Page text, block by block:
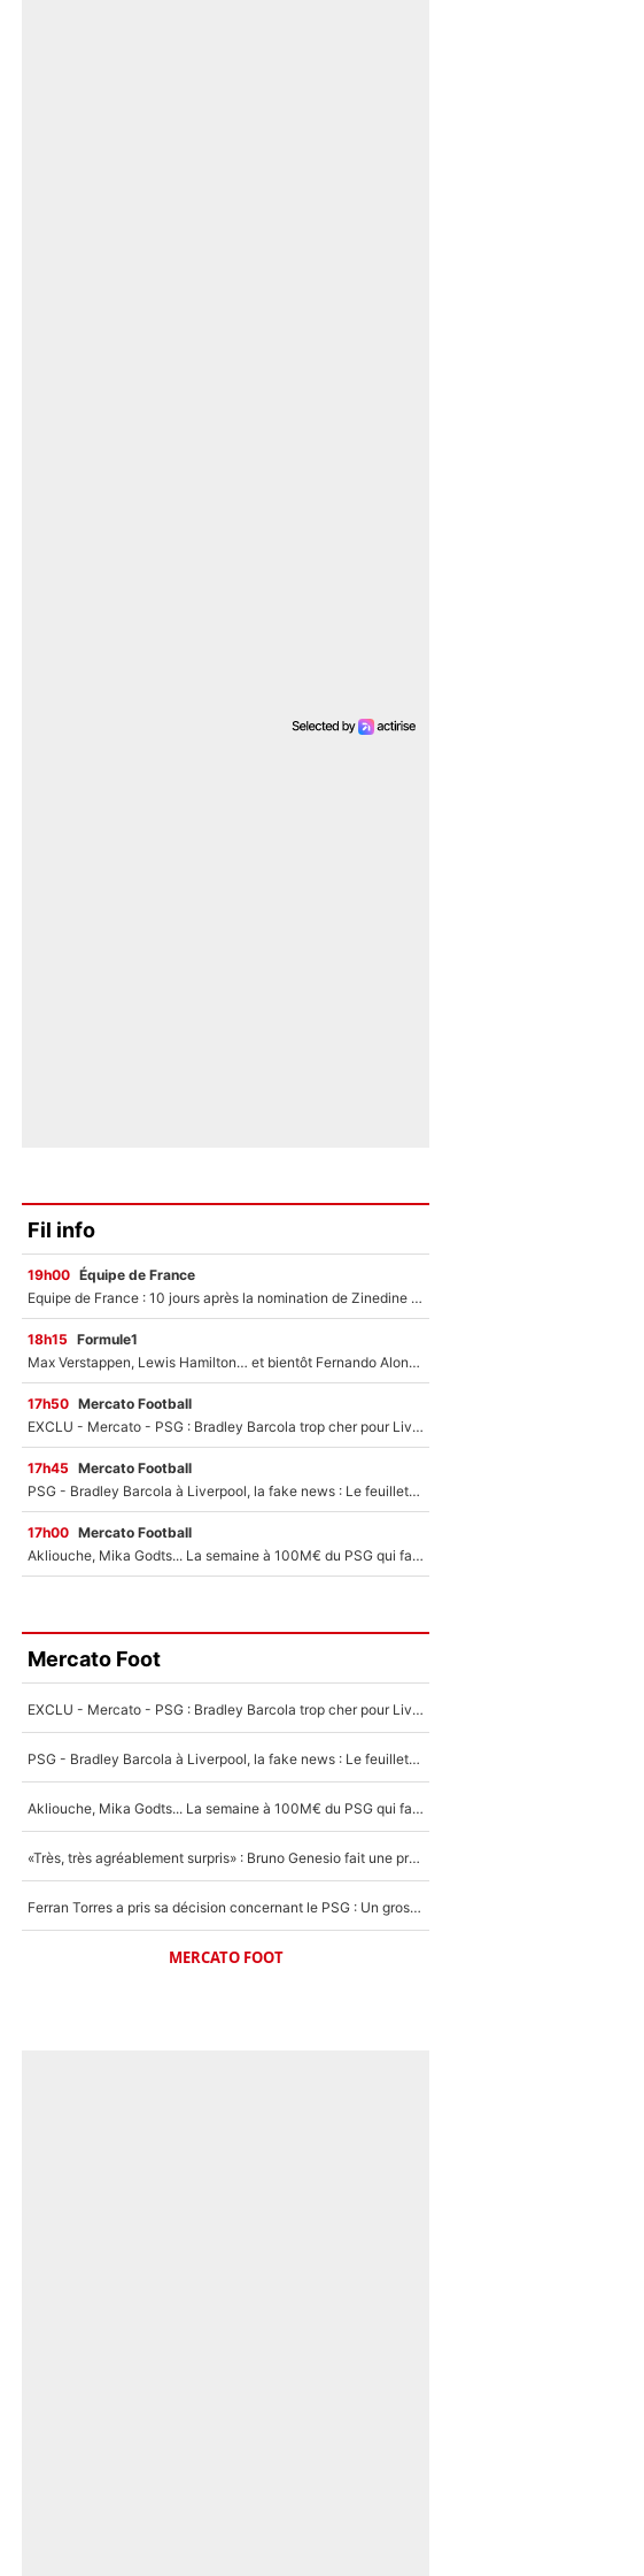
Fil info
19h00 Équipe de France
Equipe de France : 10 jours après la nomination de Zinedine Zidane, c'est au tour de son fils de prendre un nouveau départ !
18h15 Formule1
Max Verstappen, Lewis Hamilton… et bientôt Fernando Alonso ? Le classement des pilotes les mieux payés en Formule 1 risque de changer !
17h50 Mercato Football
EXCLU - Mercato - PSG : Bradley Barcola trop cher pour Liverpool
17h45 Mercato Football
PSG - Bradley Barcola à Liverpool, la fake news : Le feuilleton continue !
17h00 Mercato Football
Akliouche, Mika Godts... La semaine à 100M€ du PSG qui fait basculer le mercato du PSG !
Mercato Foot
EXCLU - Mercato - PSG : Bradley Barcola trop cher pour Liverpool
PSG - Bradley Barcola à Liverpool, la fake news : Le feuilleton continue !
Akliouche, Mika Godts... La semaine à 100M€ du PSG qui fait basculer le mercato du PSG !
«Très, très agréablement surpris» : Bruno Genesio fait une promesse pour la suite du mercato de l’OM et rassure les supporters
Ferran Torres a pris sa décision concernant le PSG : Un gros club étranger prêt à relancer le feuilleton pour la signature du champion du monde 2026 !
MERCATO FOOT